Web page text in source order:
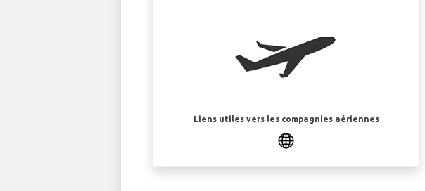
Liens utiles vers les compagnies aériennes